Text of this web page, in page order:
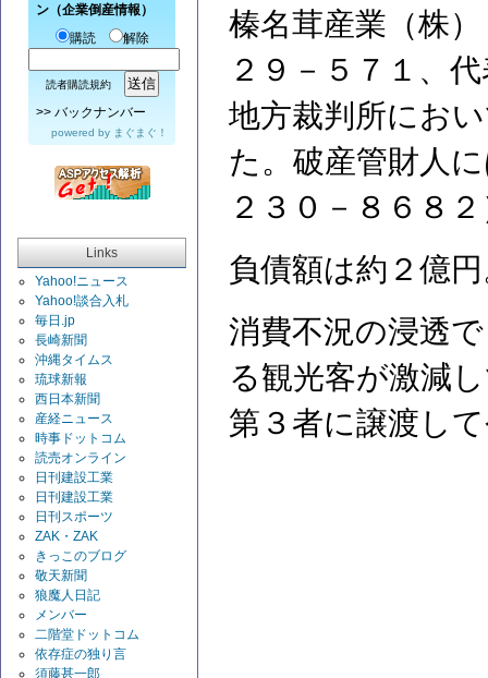
ン（企業倒産情報）
購読
解除
読者購読規約
>> バックナンバー
powered by まぐまぐ！
Links
Yahoo!ニュース
Yahoo!談合入札
毎日.jp
長崎新聞
沖縄タイムス
琉球新報
西日本新聞
産経ニュース
時事ドットコム
読売オンライン
日刊建設工業
日刊建設工業
日刊スポーツ
ZAK・ZAK
きっこのブログ
敬天新聞
狼魔人日記
メンバー
二階堂ドットコム
依存症の独り言
須藤甚一郎
榛名茸産業（株
２９－５７１、
地方裁判所にお
た。破産管財人
２３０－８６８
負債額は約２億
消費不況の浸透
る観光客が激減
第３者に譲渡し